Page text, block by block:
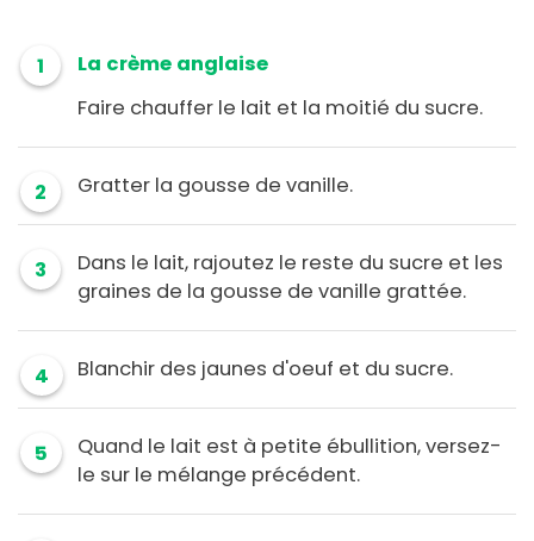
1
La crème anglaise
Faire chauffer le lait et la moitié du sucre.
2 Gratter la gousse de vanille.
3
Dans le lait, rajoutez le reste du sucre et les
graines de la gousse de vanille grattée.
4 Blanchir des jaunes d'oeuf et du sucre.
5
Quand le lait est à petite ébullition, versez-
le sur le mélange précédent.